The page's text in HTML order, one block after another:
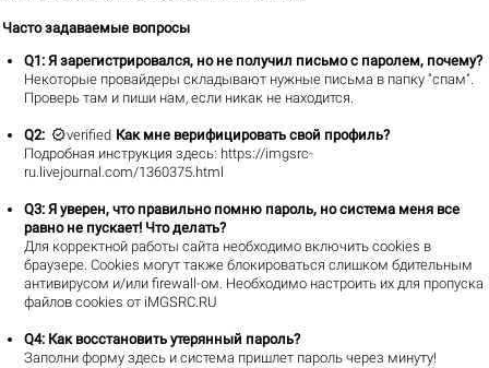
Часто задаваемые вопросы
Q1 : Я зарегистрировался, но не получил письмо с паролем, почему?
Некоторые провайдеры складывают нужные письма в папку "спам".
Проверь там и пиши нам, если никак не находится.
Q2: verified Как мне верифицировать свой профиль?
Подробная инструкция здесь: https://imgsrc-
ru.livejournal.com/1360375.html
Q3: Я уверен, что правильно помню пароль, но система меня все
равно не пускает! Что делать?
Для корректной работы сайта необходимо включить cookies в
браузере. Cookies могут также блокироваться слишком бдительным
антивирусом и/или firewall-ом. Необходимо настроить их для пропуска
файлов cookies от iMGSRC.RU
Q4: Как восстановить утерянный пароль?
Заполни формуздесь и система пришлет пароль через минуту!